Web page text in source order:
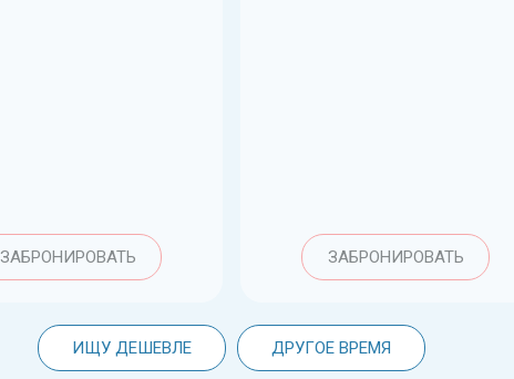
ЗАБРОНИРОВАТЬ ЗАБРОНИРОВАТЬ
ИЩУ ДЕШЕВЛЕ ДРУГОЕ ВРЕМЯ